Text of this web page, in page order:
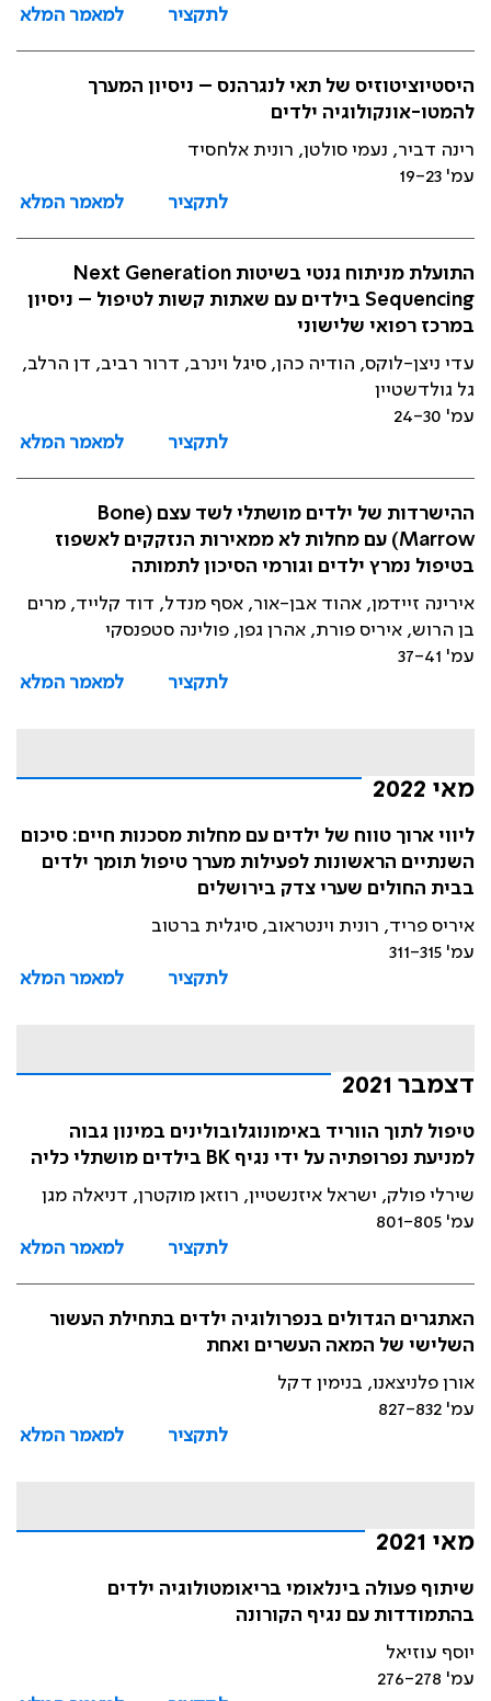
לתקציר
למאמר המלא
היסטיוציטוזיס של תאי לנגרהנס – ניסיון המערך
להמטו-אונקולוגיה ילדים
רינה דביר, נעמי סולטן, רונית אלחסיד
עמ' 19-23
לתקציר
למאמר המלא
התועלת מניתוח גנטי בשיטות Next Generation
Sequencing בילדים עם שאתות קשות לטיפול – ניסיון
במרכז רפואי שלישוני
עדי ניצן-לוקס, הודיה כהן, סיגל וינרב, דרור רביב, דן הרלב,
גל גולדשטיין
עמ' 24-30
לתקציר
למאמר המלא
ההישרדות של ילדים מושתלי לשד עצם (Bone
Marrow) עם מחלות לא ממאירות הנזקקים לאשפוז
בטיפול נמרץ ילדים וגורמי הסיכון לתמותה
אירינה זיידמן, אהוד אבן-אור, אסף מנדל, דוד קלייד, מרים
בן הרוש, איריס פורת, אהרן גפן, פולינה סטפנסקי
עמ' 37-41
לתקציר
למאמר המלא
מאי 2022
ליווי ארוך טווח של ילדים עם מחלות מסכנות חיים: סיכום
השנתיים הראשונות לפעילות מערך טיפול תומך ילדים
בבית החולים שערי צדק בירושלים
איריס פריד, רונית וינטראוב, סיגלית ברטוב
עמ' 311-315
לתקציר
למאמר המלא
דצמבר 2021
טיפול לתוך הווריד באימונוגלובולינים במינון גבוה
למניעת נפרופתיה על ידי נגיף BK בילדים מושתלי כליה
שירלי פולק, ישראל איזנשטיין, רוזאן מוקטרן, דניאלה מגן
עמ' 801-805
לתקציר
למאמר המלא
האתגרים הגדולים בנפרולוגיה ילדים בתחילת העשור
השלישי של המאה העשרים ואחת
אורן פלניצאנו, בנימין דקל
עמ' 827-832
לתקציר
למאמר המלא
מאי 2021
שיתוף פעולה בינלאומי בריאומטולוגיה ילדים
בהתמודדות עם נגיף הקורונה
יוסף עוזיאל
עמ' 276-278